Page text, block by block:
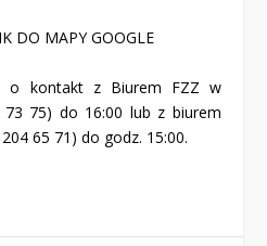
DO MAPY GOOGLE
o kontakt z Biurem FZZ w
75) do 16:00 lub z biurem
65 71) do godz. 15:00.